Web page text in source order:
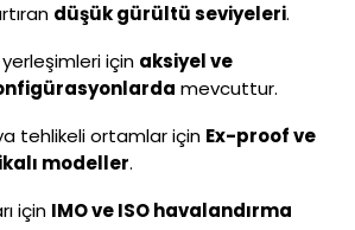
düşük gürültü seviyeleri.
için aksiyel ve
mevcuttur.
tehlikeli ortamlar için Ex-proof ve
modeller.
için IMO ve ISO havalandırma